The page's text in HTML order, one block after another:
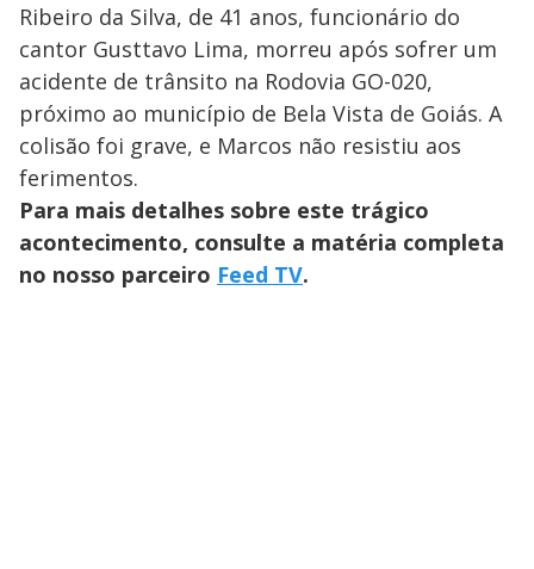
Ribeiro da Silva, de 41 anos, funcionário do
cantor Gusttavo Lima, morreu após sofrer um
acidente de trânsito na Rodovia GO-020,
próximo ao município de Bela Vista de Goiás. A
colisão foi grave, e Marcos não resistiu aos
ferimentos.
Para mais detalhes sobre este trágico
acontecimento, consulte a matéria completa
no nosso parceiro Feed TV.